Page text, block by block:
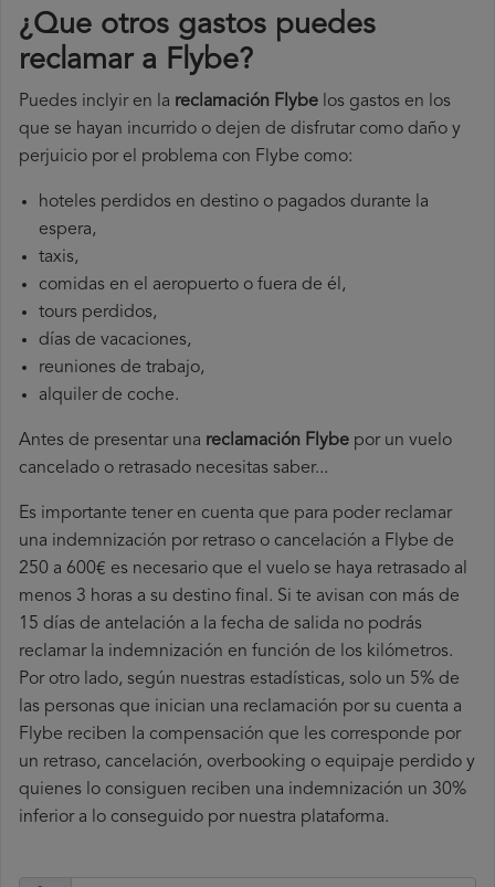
¿Que otros gastos puedes
reclamar a Flybe​?
Puedes inclyir en la reclamación Flybe los gastos en los
que se hayan incurrido o dejen de disfrutar como daño y
perjuicio por el problema con Flybe como:
hoteles perdidos en destino o pagados durante la
espera,
taxis,
comidas en el aeropuerto o fuera de él,
tours perdidos,
días de vacaciones,
reuniones de trabajo,
alquiler de coche.
Antes de presentar una reclamación Flybe por un vuelo
cancelado o retrasado necesitas saber...
Es importante tener en cuenta que para poder reclamar
una indemnización por retraso o cancelación a Flybe de
250 a 600€ es necesario que el vuelo se haya retrasado al
menos 3 horas a su destino final. Si te avisan con más de
15 días de antelación a la fecha de salida no podrás
reclamar la indemnización en función de los kilómetros.
Por otro lado, según nuestras estadísticas, solo un 5% de
las personas que inician una reclamación por su cuenta a
Flybe reciben la compensación que les corresponde por
un retraso, cancelación, overbooking o equipaje perdido y
quienes lo consiguen reciben una indemnización un 30%
inferior a lo conseguido por nuestra plataforma.